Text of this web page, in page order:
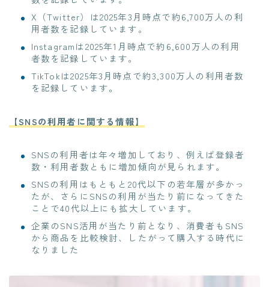
X（Twitter）は2025年3月時点で約6,700万人の利
用者数を記録しています。
Instagramは2025年1月時点で約6,600万人の利用
者数を記録しています。
TikTokは2025年3月時点で約3,300万人の利用者数
を記録しています。
【SNSの利用者に関する情報】
SNSの利用者は年々増加しており、例えば登録者
数・利用者数ともに増加傾向が見られます。
SNSの利用はもともと20代以下の若年層が多かっ
たが、さらにSNSの利用が当たり前になってきた
ことで40代以上にも拡大しています。
企業のSNS活用が当たり前となり、消費者もSNS
から商品を比較検討、したがって購入する時代に
なりました